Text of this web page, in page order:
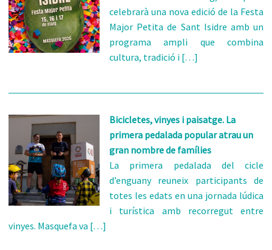
celebrarà una nova edició de la Festa
Major Petita de Sant Isidre amb un
programa ampli que combina
cultura, tradició i […]
Bicicletes, vinyes i paisatge. La
primera pedalada popular atrau un
gran nombre de famílies
La primera pedalada del cicle
d’enguany reuneix participants de
totes les edats en una jornada lúdica
i turística amb recorregut entre
vinyes. Masquefa va […]